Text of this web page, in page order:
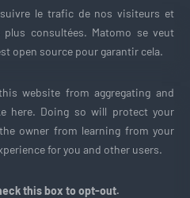
le trafic de nos visiteurs et
consultées. Matomo se veut
open source pour garantir cela.
website from aggregating and
here. Doing so will protect your
owner from learning from your
for you and other users.
this box to opt-out.